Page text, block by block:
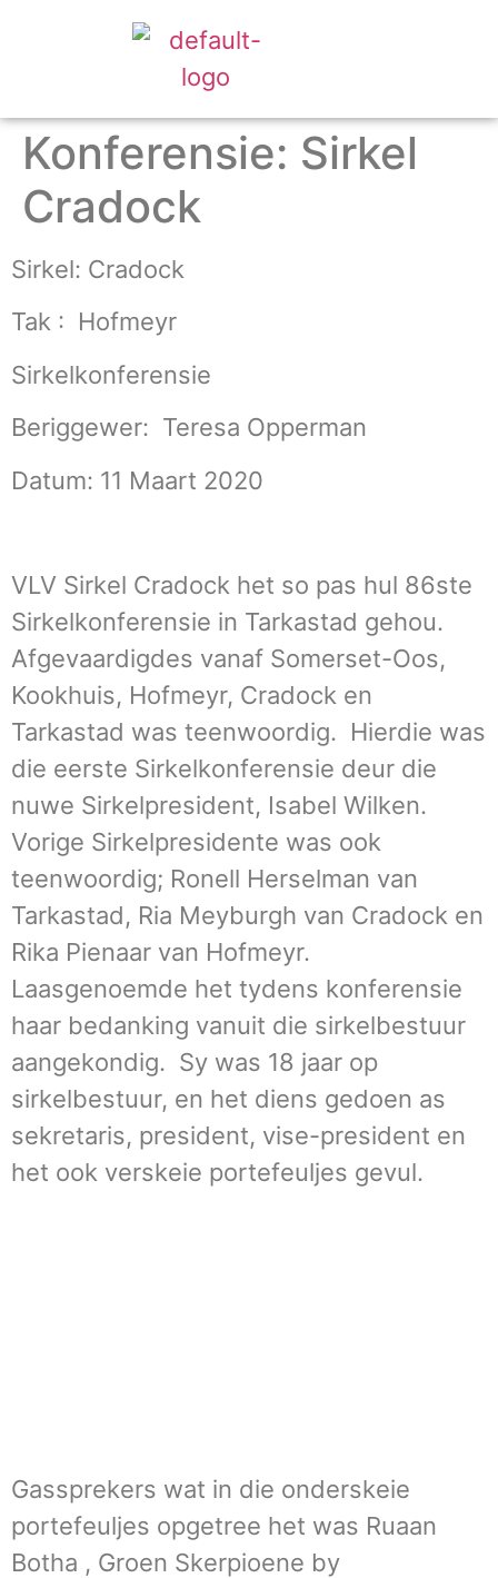
Konferensie: Sirkel
Cradock
Sirkel: Cradock
Tak : Hofmeyr
Sirkelkonferensie
Beriggewer: Teresa Opperman
Datum: 11 Maart 2020
VLV Sirkel Cradock het so pas hul 86ste
Sirkelkonferensie in Tarkastad gehou.
Afgevaardigdes vanaf Somerset-Oos,
Kookhuis, Hofmeyr, Cradock en
Tarkastad was teenwoordig. Hierdie was
die eerste Sirkelkonferensie deur die
nuwe Sirkelpresident, Isabel Wilken.
Vorige Sirkelpresidente was ook
teenwoordig; Ronell Herselman van
Tarkastad, Ria Meyburgh van Cradock en
Rika Pienaar van Hofmeyr.
Laasgenoemde het tydens konferensie
haar bedanking vanuit die sirkelbestuur
aangekondig. Sy was 18 jaar op
sirkelbestuur, en het diens gedoen as
sekretaris, president, vise-president en
het ook verskeie portefeuljes gevul.
Gassprekers wat in die onderskeie
portefeuljes opgetree het was Ruaan
Botha , Groen Skerpioene by